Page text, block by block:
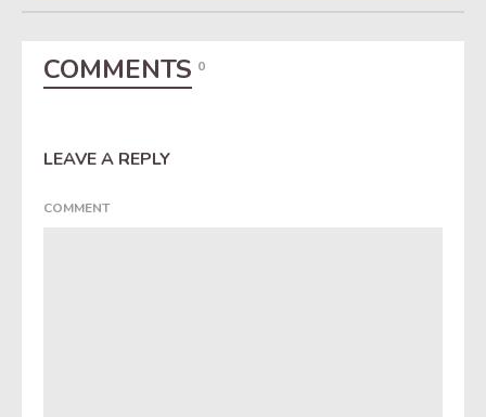
COMMENTS 0
LEAVE A REPLY
COMMENT